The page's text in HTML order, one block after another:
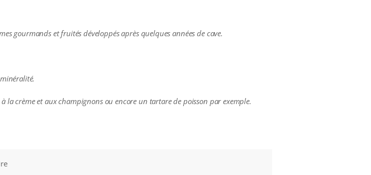
gourmands et fruités développés après quelques années de cave.
crème et aux champignons ou encore un tartare de poisson par exemple.